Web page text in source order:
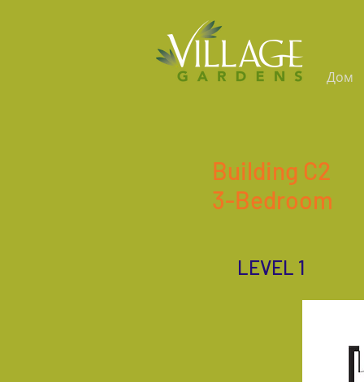
Дом
Building C2
3-Bedroom
LEVEL 1